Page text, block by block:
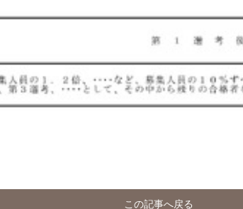
この記事へ戻る